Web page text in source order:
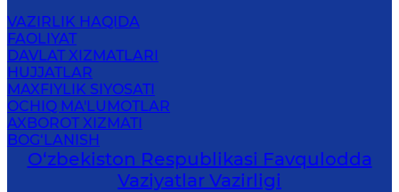
VAZIRLIK HAQIDA
FAOLIYAT
DAVLAT XIZMATLARI
HUJJATLAR
MAXFIYLIK SIYOSATI
OCHIQ MA'LUMOTLAR
AXBOROT XIZMATI
BOG‘LANISH
O‘zbеkistоn Rеspublikаsi Favqulodda
Vaziyatlar Vazirligi